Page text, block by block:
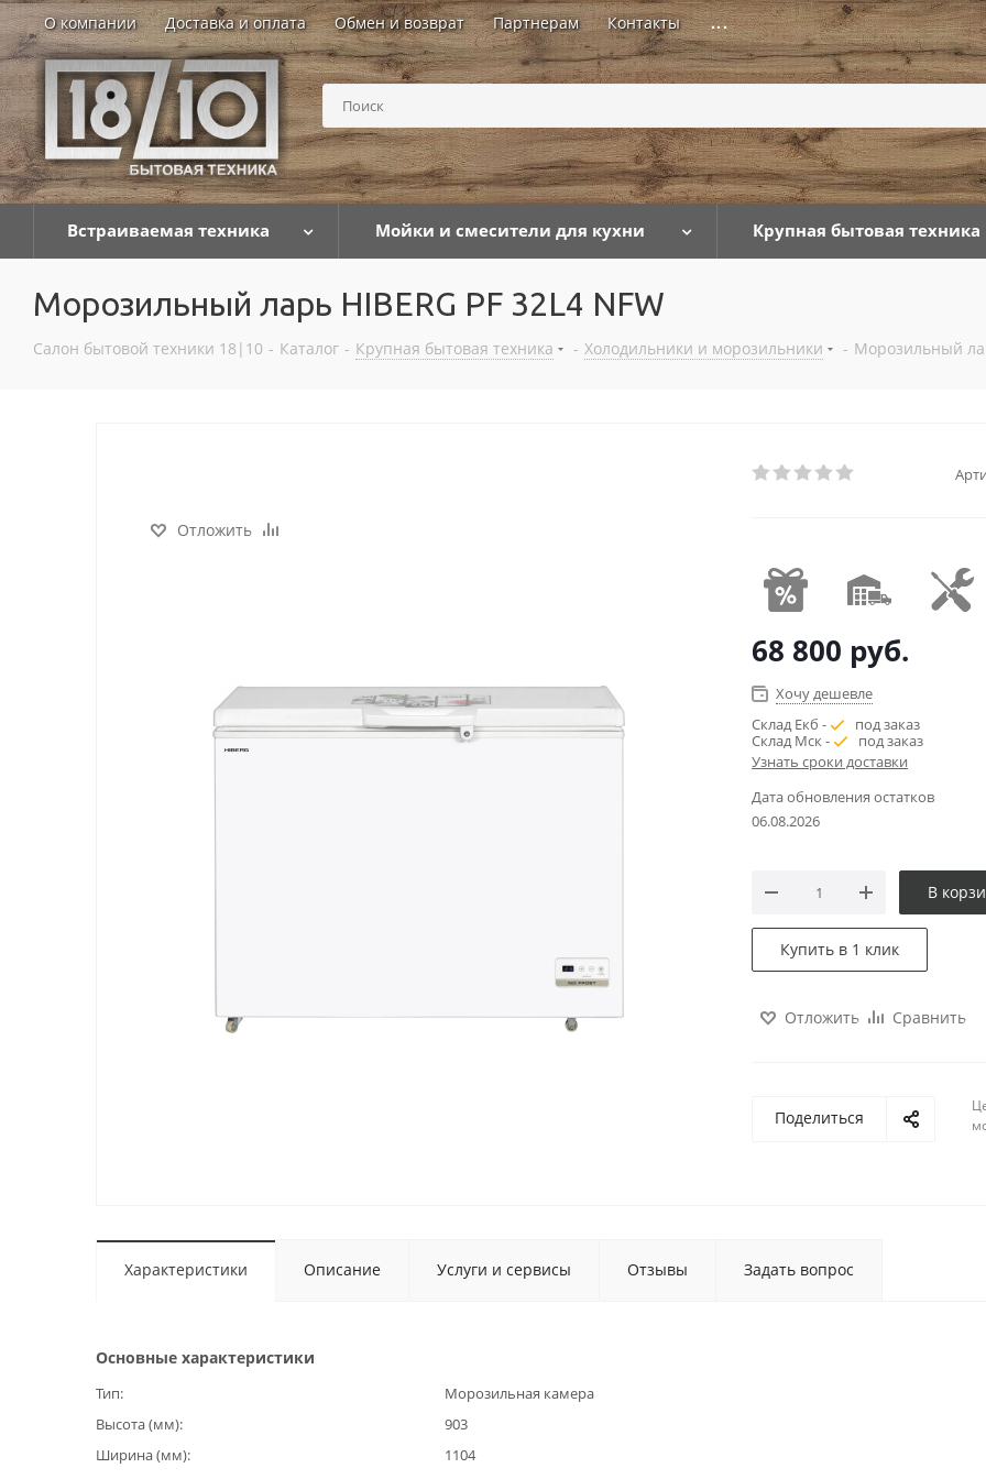
О компании Доставка и оплата Обмен и возврат Партнерам Контакты ...
Встраиваемая техника Мойки и смесители для кухни Крупная бытовая техника
Морозильный ларь HIBERG PF 32L4 NFW
Салон бытовой техники 18|10 - Каталог - Крупная бытовая техника - Холодильники и морозильники - Морозильный
Отложить
68 800 руб.
Хочу дешевле
Склад Екб -
под заказ
Склад Мск -
под заказ
Узнать сроки доставки
Дата обновления остатков
06.08.2026
В
Купить в 1 клик
Отложить Сравнить
Поделиться
Характеристики Описание Услуги и сервисы Отзывы Задать вопрос
Основные характеристики
Тип
Морозильная камера
Высота (мм)
903
Ширина (мм)
1104